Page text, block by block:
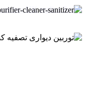
UK replica Rolex